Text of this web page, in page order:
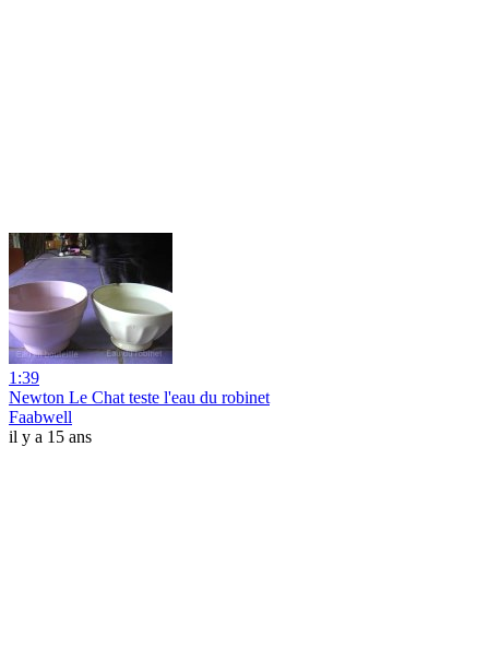
1:39
Newton Le Chat teste l'eau du robinet
Faabwell
il y a 15 ans